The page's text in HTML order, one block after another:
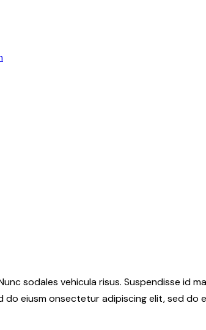
sodales vehicula risus. Suspendisse
eiusm onsectetur adipiscing elit, sed